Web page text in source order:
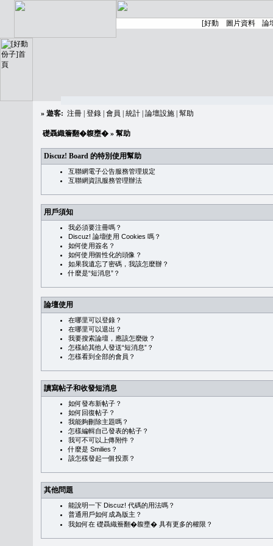
» 遊客: 注冊 登錄 會員 統計 論壇設施 幫助
礎聶織簷翻�䪖壅� » 幫助
Discuz! Board 的特別使用幫助
互聯網電子公告服務管理規定
互聯網資訊服務管理辦法
用戶須知
我必須要注冊嗎？
Discuz! 論壇使用 Cookies 嗎？
如何使用簽名？
如何使用個性化的頭像？
如果我遺忘了密碼，我該怎麼辦？
什麼是“短消息”？
論壇使用
在哪里可以登錄？
在哪里可以退出？
我要搜索論壇，應該怎麼做？
怎樣給其他人發送“短消息”？
怎樣看到全部的會員？
讀寫帖子和收發短消息
如何發布新帖子？
如何回復帖子？
我能夠刪除主題嗎？
怎樣編輯自己發表的帖子？
我可不可以上傳附件？
什麼是 Smilies？
該怎樣發起一個投票？
其他問題
能說明一下 Discuz! 代碼的用法嗎？
普通用戶如何成為版主？
我如何在 礎聶織簷翻�䪖壅� 具有更多的權限？